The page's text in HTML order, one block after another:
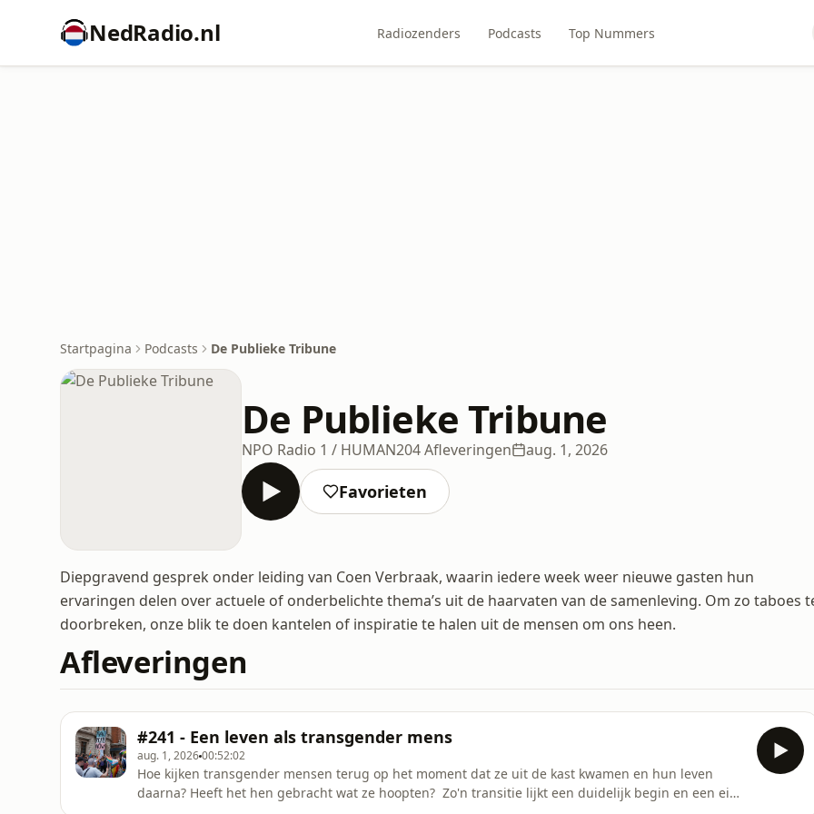
NedRadio.nl Radiozenders Podcasts Top Nummers
Startpagina Podcasts De Publieke Tribune
De Publieke Tribune
NPO Radio 1 / HUMAN204 Afleveringen aug. 1, 2026
Favorieten
Diepgravend gesprek onder leiding van Coen Verbraak, waarin iedere week weer nieuwe gasten hun
ervaringen delen over actuele of onderbelichte thema’s uit de haarvaten van de samenleving. Om zo taboes
doorbreken, onze blik te doen kantelen of inspiratie te halen uit de mensen om ons heen.
Afleveringen
#241 - Een leven als transgender mens
aug. 1, 202600:52:02
Hoe kijken transgender mensen terug op het moment dat ze uit de kast kwamen en hun leven
daarna? Heeft het hen gebracht wat ze hoopten? Zo'n transitie lijkt een duidelijk begin en een eind